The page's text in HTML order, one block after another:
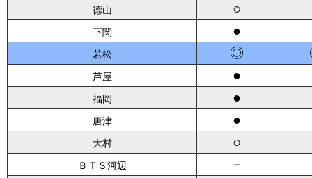
徳山 ○
下関 ●
若松 ◎
芦屋 ●
福岡 ●
唐津 ●
大村 ○
ＢＴＳ河辺 －